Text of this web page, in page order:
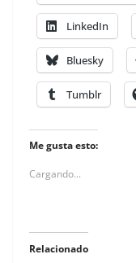
LinkedIn
Bluesky
Tumblr
Me gusta esto:
Cargando...
Relacionado